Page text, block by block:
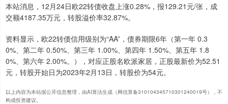
本站消息，12月24日欧22转债收盘上涨0.28%，报129.21元/张，成
交额4187.35万元，转股溢价率32.87%。
资料显示，欧22转债信用级别为“AA”，债券期限6年（第一年 0.3
0%、第二年 0.50%、第三年 1.00%、第四年 1.50%、第五年 1.8
0%、第六年 2.00%。），对应正股名欧派家居，正股最新价为52.51
元，转股开始日为2023年2月13日，转股价为54元。
以上内容为本站据公开信息整理，由AI算法生成（网信算备310104345710301240019号），不
构成投资建议。